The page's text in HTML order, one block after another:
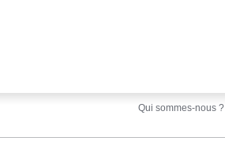
Qui sommes-nous ?